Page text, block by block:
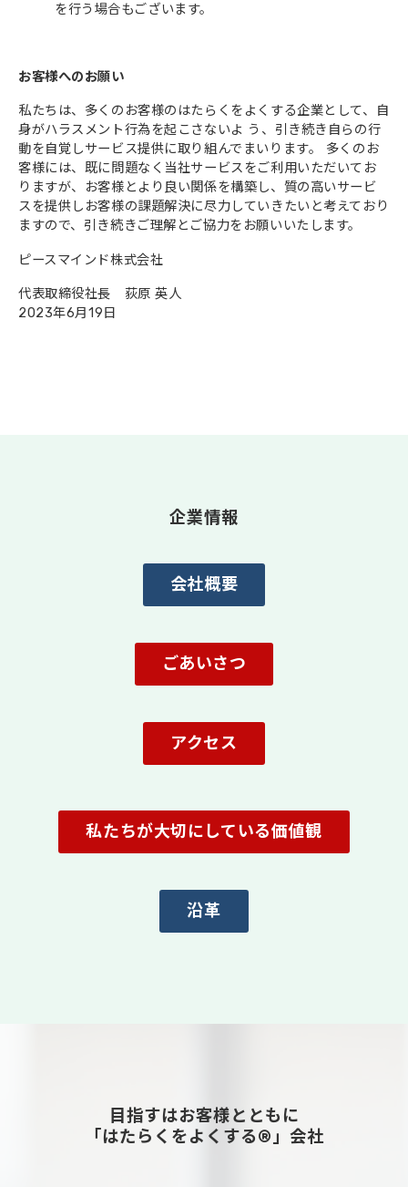
を行う場合もございます。
お客様へのお願い
私たちは、多くのお客様のはたらくをよくする企業として、自
身がハラスメント行為を起こさないよ う、引き続き自らの行
動を自覚しサービス提供に取り組んでまいります。 多くのお
客様には、既に問題なく当社サービスをご利用いただいてお
りますが、お客様とより良い関係を構築し、質の高いサービ
スを提供しお客様の課題解決に尽力していきたいと考えており
ますので、引き続きご理解とご協力をお願いいたします。
ピースマインド株式会社
代表取締役社長 荻原 英人
2023年6月19日
企業情報
会社概要
ごあいさつ
アクセス
私たちが大切にしている価値観
沿革
目指すはお客様とともに
「はたらくをよくする®」会社